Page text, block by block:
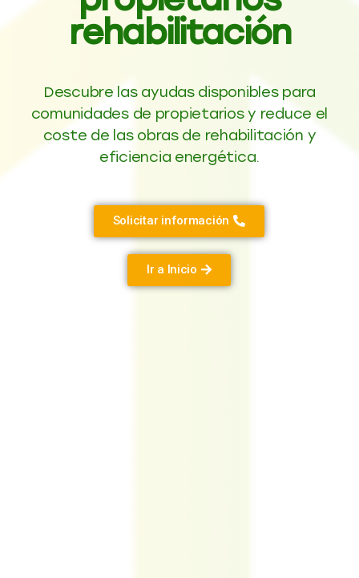
rehabilitación
Descubre las ayudas disponibles para
comunidades de propietarios y reduce el
coste de las obras de rehabilitación y
eficiencia energética.
Solicitar información
Ir a Inicio